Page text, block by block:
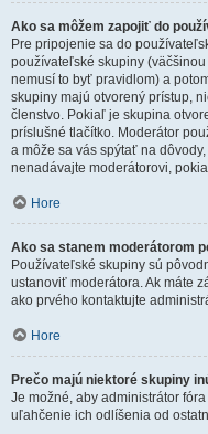
Ako sa môžem zapojiť do
Pre pripojenie sa do
používateľské skupiny
nemusí to byť pravidlom) a
skupiny majú otvorený prístup,
členstvo. Pokiaľ je skupina
príslušné tlačítko. Moderátor
a môže sa vás spýtať na
nenadávajte moderátorovi,
Hore
Ako sa stanem moderátorom
Používateľské skupiny sú
ustanoviť moderátora. Ak máte
ako prvého kontaktujte
Hore
Prečo majú niektoré skupiny
Je možné, aby administrátor
uľahčenie ich odlíšenia od